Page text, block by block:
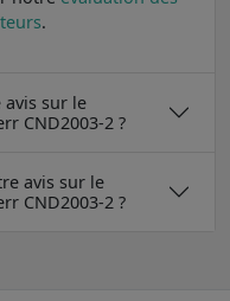
.
sur le
CND2003-2 ?
avis sur le
CND2003-2 ?